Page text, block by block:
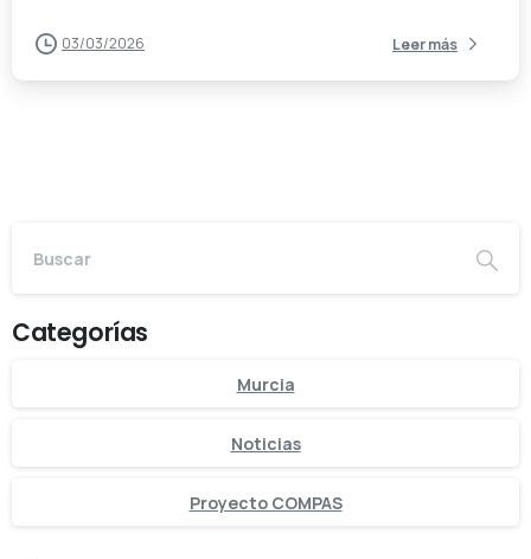
03/03/2026 Leer más
Categorías
Murcia
Noticias
Proyecto COMPAS